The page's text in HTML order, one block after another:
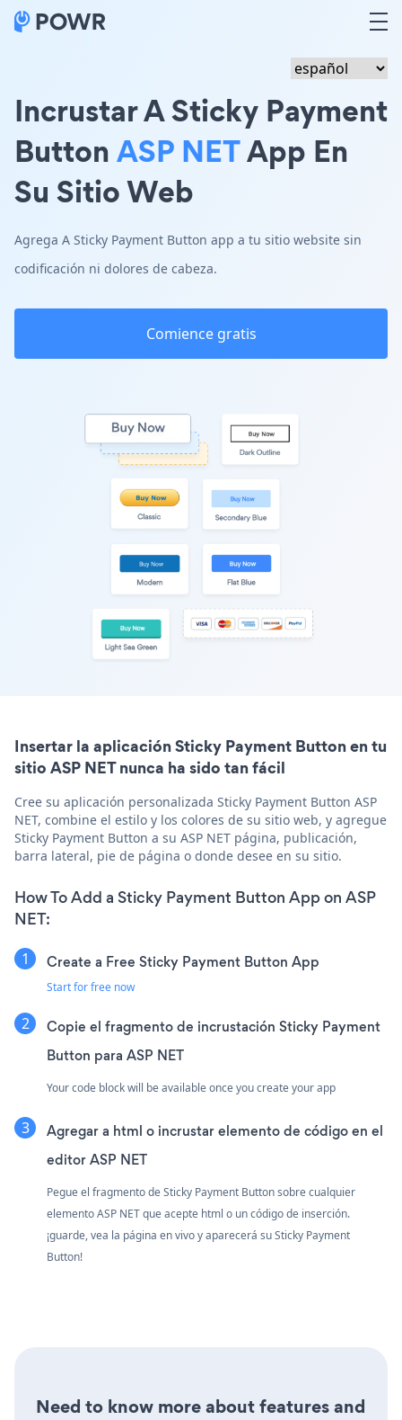
Incrustar A Sticky Payment
ButtonASP NETApp En
Su Sitio Web
Agrega A Sticky Payment Button app a tu sitio website sin
codificación ni dolores de cabeza.
Comience gratis
Insertar la aplicación Sticky Payment Button en tu
sitio ASP NET nunca ha sido tan fácil
Cree su aplicación personalizada Sticky Payment Button ASP
NET, combine el estilo y los colores de su sitio web, y agregue
Sticky Payment Button a su ASP NET página, publicación,
barra lateral, pie de página o donde desee en su sitio.
How To Add a Sticky Payment Button App on ASP
NET:
Create a Free Sticky Payment Button App
Start for free now
Copie el fragmento de incrustación Sticky Payment
Button para ASP NET
Your code block will be available once you create your app
Agregar a html o incrustar elemento de código en el
editor ASP NET
Pegue el fragmento de Sticky Payment Button sobre cualquier
elemento ASP NET que acepte html o un código de inserción.
¡guarde, vea la página en vivo y aparecerá su Sticky Payment
Button!
Need to know more about features and